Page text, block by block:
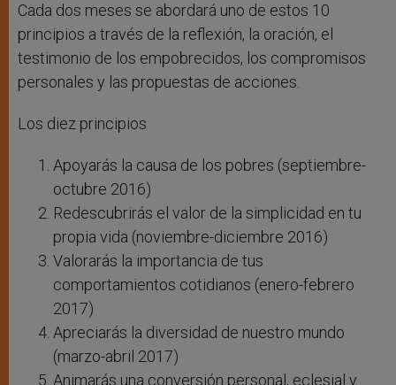
Cada dos meses se abordará uno de estos 10
principios a través de la reflexión, la oración, el
testimonio de los empobrecidos, los compromisos
personales y las propuestas de acciones.
Los diez principios
Apoyarás la causa de los pobres (septiembre-
octubre 2016)
Redescubrirás el valor de la simplicidad en tu
propia vida (noviembre-diciembre 2016)
Valorarás la importancia de tus
comportamientos cotidianos (enero-febrero
2017)
Apreciarás la diversidad de nuestro mundo
(marzo-abril 2017)
Animarás una conversión personal, eclesial y